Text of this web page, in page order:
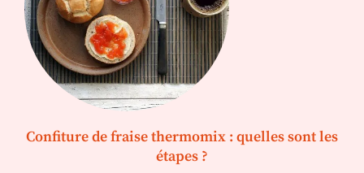
Confiture de fraise thermomix : quelles sont les
étapes ?